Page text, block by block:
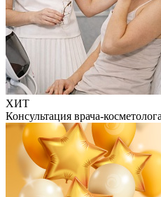
ХИТ
Консультация врача-